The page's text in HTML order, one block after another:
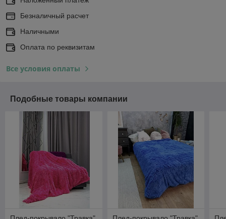
Безналичный расчет
Наличными
Оплата по реквизитам
Все условия оплаты
Подобные товары компании